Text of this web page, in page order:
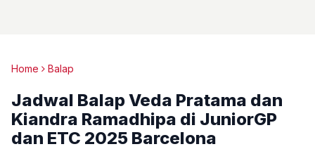
Home Balap
Jadwal Balap Veda Pratama dan
Kiandra Ramadhipa di JuniorGP
dan ETC 2025 Barcelona